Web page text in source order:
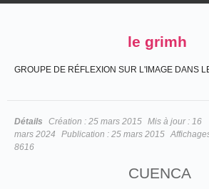
le grimh
GROUPE DE RÉFLEXION SUR L'IMAGE DANS
Détails Création : 25 mars 2015 Mis à jour : 16
mars 2024
Publication : 25 mars 2015
8616
CUENCA